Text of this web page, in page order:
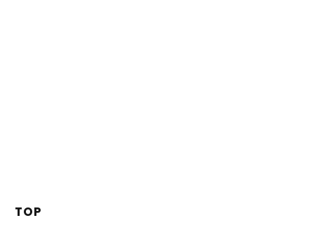
TOP